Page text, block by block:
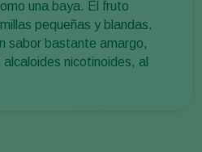
una baya. El fruto
pequeñas y blandas.
sabor bastante amargo,
nicotinoides, al